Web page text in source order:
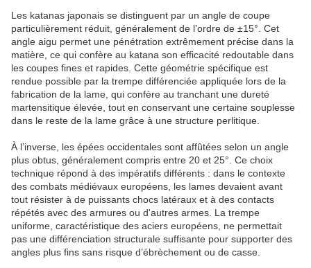
Les katanas japonais se distinguent par un angle de coupe
particulièrement réduit, généralement de l’ordre de ±15°. Cet
angle aigu permet une pénétration extrêmement précise dans la
matière, ce qui confère au katana son efficacité redoutable dans
les coupes fines et rapides. Cette géométrie spécifique est
rendue possible par la trempe différenciée appliquée lors de la
fabrication de la lame, qui confère au tranchant une dureté
martensitique élevée, tout en conservant une certaine souplesse
dans le reste de la lame grâce à une structure perlitique.
À l’inverse, les épées occidentales sont affûtées selon un angle
plus obtus, généralement compris entre 20 et 25°. Ce choix
technique répond à des impératifs différents : dans le contexte
des combats médiévaux européens, les lames devaient avant
tout résister à de puissants chocs latéraux et à des contacts
répétés avec des armures ou d'autres armes. La trempe
uniforme, caractéristique des aciers européens, ne permettait
pas une différenciation structurale suffisante pour supporter des
angles plus fins sans risque d’ébrèchement ou de casse.